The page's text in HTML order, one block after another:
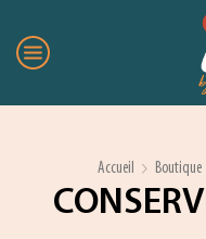
Accueil Boutique